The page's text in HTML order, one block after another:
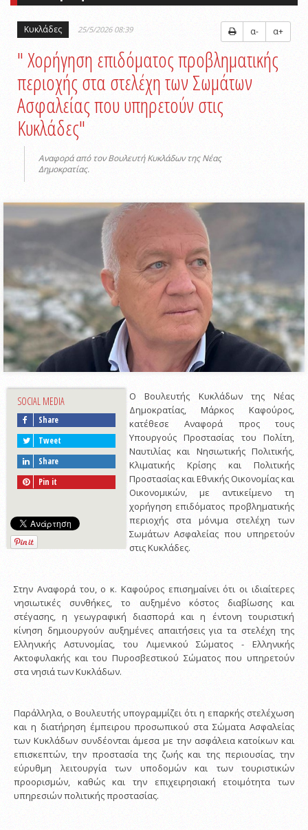
Κυκλάδες 25/5/2026 08:39 α- α+
" Xορήγηση επιδόματος προβληματικής
περιοχής στα στελέχη των Σωμάτων
Ασφαλείας που υπηρετούν στις
Κυκλάδες"
Aναφορά από τον Βουλευτή Κυκλάδων της Νέας
Δημοκρατίας.
SOCIAL MEDIA
Share
Tweet
Share
Pin it
Ο Βουλευτής Κυκλάδων της Νέας
Δημοκρατίας, Μάρκος Καφούρος,
κατέθεσε Αναφορά προς τους
Υπουργούς Προστασίας του Πολίτη,
Ναυτιλίας και Νησιωτικής Πολιτικής,
Κλιματικής Κρίσης και Πολιτικής
Προστασίας και Εθνικής Οικονομίας και
Οικονομικών, με αντικείμενο τη
χορήγηση επιδόματος προβληματικής
περιοχής στα μόνιμα στελέχη των
Σωμάτων Ασφαλείας που υπηρετούν
στις Κυκλάδες.
Στην Αναφορά του, ο κ. Καφούρος επισημαίνει ότι οι ιδιαίτερες
νησιωτικές συνθήκες, το αυξημένο κόστος διαβίωσης και
στέγασης, η γεωγραφική διασπορά και η έντονη τουριστική
κίνηση δημιουργούν αυξημένες απαιτήσεις για τα στελέχη της
Ελληνικής Αστυνομίας, του Λιμενικού Σώματος - Ελληνικής
Ακτοφυλακής και του Πυροσβεστικού Σώματος που υπηρετούν
στα νησιά των Κυκλάδων.
Παράλληλα, ο Βουλευτής υπογραμμίζει ότι η επαρκής στελέχωση
και η διατήρηση έμπειρου προσωπικού στα Σώματα Ασφαλείας
των Κυκλάδων συνδέονται άμεσα με την ασφάλεια κατοίκων και
επισκεπτών, την προστασία της ζωής και της περιουσίας, την
εύρυθμη λειτουργία των υποδομών και των τουριστικών
προορισμών, καθώς και την επιχειρησιακή ετοιμότητα των
υπηρεσιών πολιτικής προστασίας.